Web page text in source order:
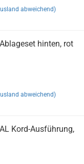
abweichend)
hinten, rot
abweichend)
Kord-Ausführung,